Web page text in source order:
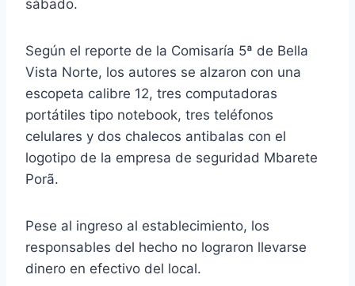
sábado.
Según el reporte de la Comisaría 5ª de Bella
Vista Norte, los autores se alzaron con una
escopeta calibre 12, tres computadoras
portátiles tipo notebook, tres teléfonos
celulares y dos chalecos antibalas con el
logotipo de la empresa de seguridad Mbarete
Porã.
Pese al ingreso al establecimiento, los
responsables del hecho no lograron llevarse
dinero en efectivo del local.